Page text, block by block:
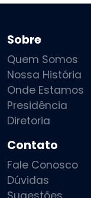
Sobre
Quem Somos
Nossa História
Onde Estamos
Presidência
Diretoria
Contato
Fale Conosco
Dúvidas